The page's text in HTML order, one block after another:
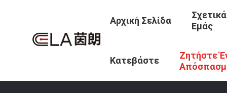
Αρχική Σελίδα
Εμάς
Κατεβάστε
Ζητήστε
Έξυπνη Κλειδαριά
Ασημένια Πόρτα Πάχος 35 Έως 90mm Ασφαλές Σύστημα